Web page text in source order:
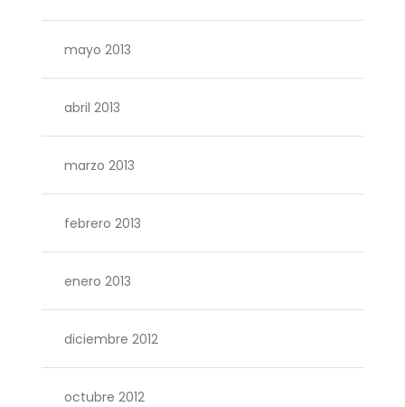
mayo 2013
abril 2013
marzo 2013
febrero 2013
enero 2013
diciembre 2012
octubre 2012